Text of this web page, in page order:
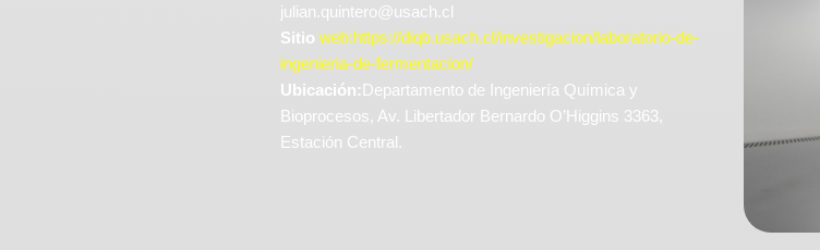
julian.quintero@usach.cl
Sitio web:https://diqb.usach.cl/investigacion/laboratorio-de-
ingenieria-de-fermentacion/
Ubicación:Departamento de Ingeniería Química y
Bioprocesos, Av. Libertador Bernardo O’Higgins 3363,
Estación Central.